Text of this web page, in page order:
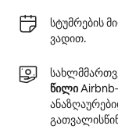
სტუმრების
ვადით.
წილი